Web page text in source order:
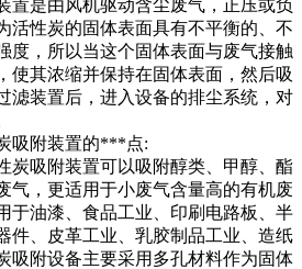
置是由风机驱动含尘废气，正压或负
活性炭的固体表面具有不平衡的、不
度，所以当这个固体表面与废气接触
使其浓缩并保持在固体表面，然后吸
滤装置后，进入设备的排尘系统，对
吸附装置的***点:
炭吸附装置可以吸附醇类、甲醇、酯
气，更适用于小废气含量高的有机废
于油漆、食品工业、印刷电路板、半
件、皮革工业、乳胶制品工业、造纸
吸附设备主要采用多孔材料作为固体